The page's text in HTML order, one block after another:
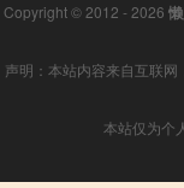
Copyright © 2012 - 2026
声明：本站内容来自互联
本站仅为个